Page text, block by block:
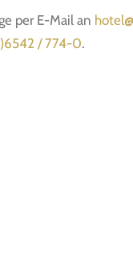
per E-Mail an
/ 774-0.